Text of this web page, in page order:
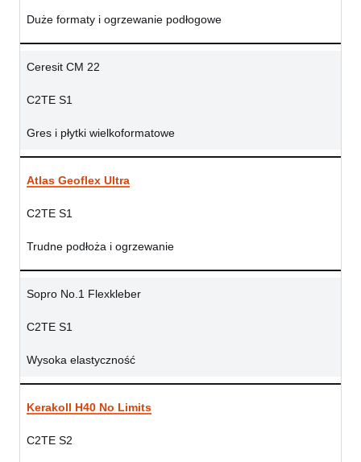
Duże formaty i ogrzewanie podłogowe
Ceresit CM 22
C2TE S1
Gres i płytki wielkoformatowe
Atlas Geoflex Ultra
C2TE S1
Trudne podłoża i ogrzewanie
Sopro No.1 Flexkleber
C2TE S1
Wysoka elastyczność
Kerakoll H40 No Limits
C2TE S2